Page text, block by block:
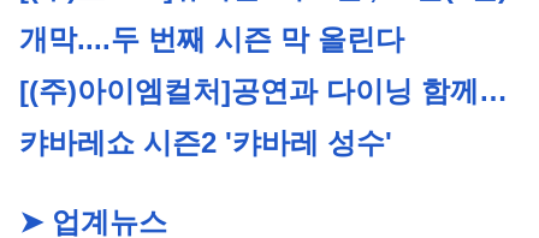
개막....두 번째 시즌 막 올린다
[(주)아이엠컬처]공연과 다이닝 함께…
캬바레쇼 시즌2 '캬바레 성수'
➤ 업계뉴스